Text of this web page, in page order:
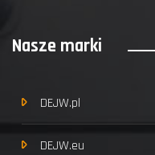
Nasze marki
DEJW.pl
DEJW.eu